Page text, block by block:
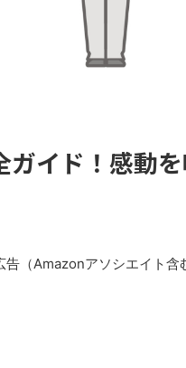
イド！感動
（Amazonアソシエイト含